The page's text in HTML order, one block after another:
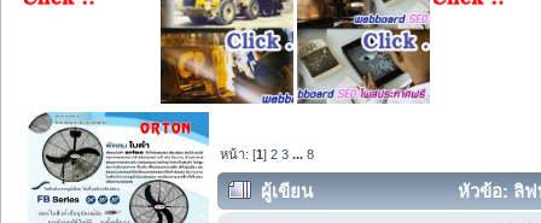
หน้า: [1]2 3 ...8
ผู้เขียน หัวข้อ: ลิฟ